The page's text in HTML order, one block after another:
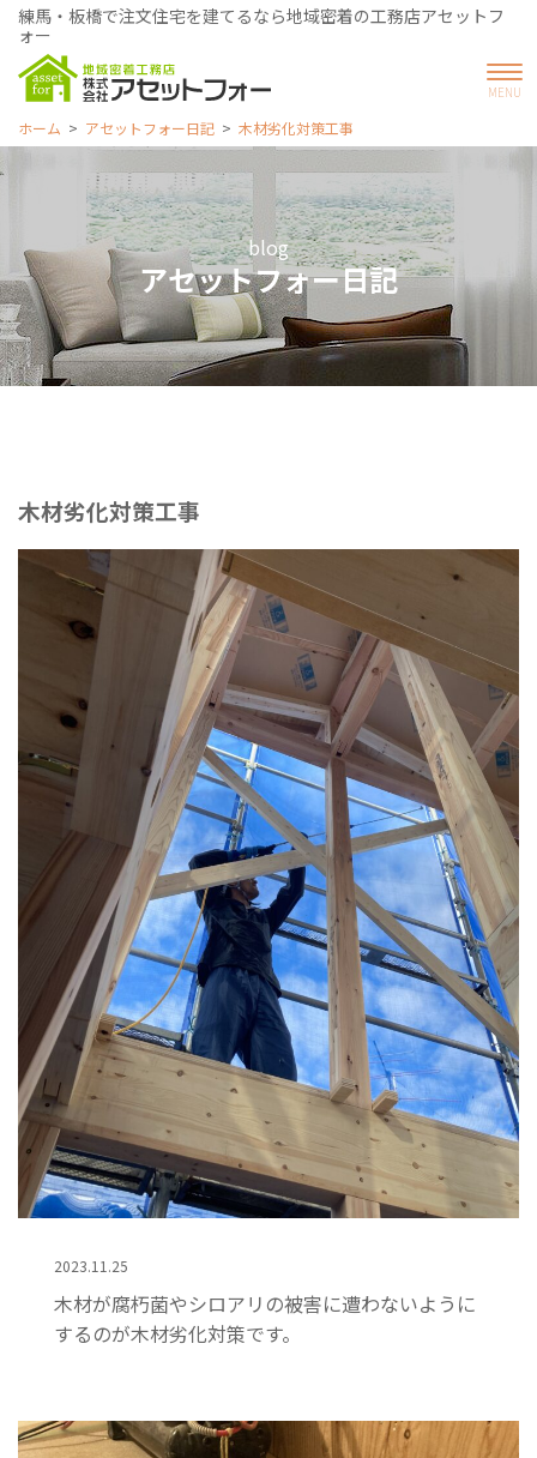
練馬・板橋で注文住宅を建てるなら地域密着の工務店アセットフ
ォー
ホーム アセットフォー日記 木材劣化対策工事
blog
アセットフォー日記
木材劣化対策工事
2023.11.25
木材が腐朽菌やシロアリの被害に遭わないように
するのが木材劣化対策です。